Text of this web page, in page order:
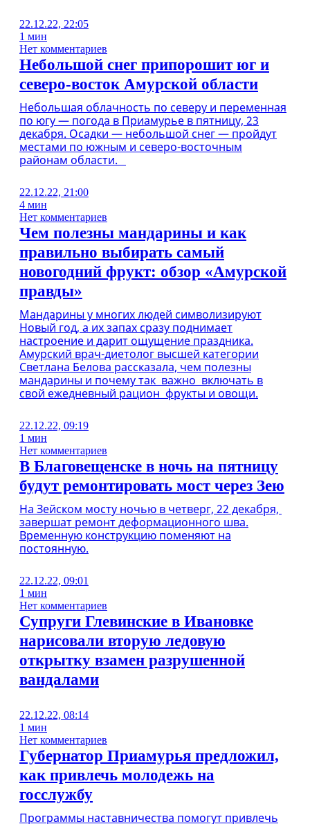
22.12.22, 22:05
1 мин
Нет комментариев
Небольшой снег припорошит юг и
северо-восток Амурской области
Небольшая облачность по северу и переменная
по югу — погода в Приамурье в пятницу, 23
декабря. Осадки — небольшой снег — пройдут
местами по южным и северо-восточным
районам области.
22.12.22, 21:00
4 мин
Нет комментариев
Чем полезны мандарины и как
правильно выбирать самый
новогодний фрукт: обзор «Амурской
правды»
Мандарины у многих людей символизируют
Новый год, а их запах сразу поднимает
настроение и дарит ощущение праздника.
Амурский врач-диетолог высшей категории
Светлана Белова рассказала, чем полезны
мандарины и почему так важно включать в
свой ежедневный рацион фрукты и овощи.
22.12.22, 09:19
1 мин
Нет комментариев
В Благовещенске в ночь на пятницу
будут ремонтировать мост через Зею
На Зейском мосту ночью в четверг, 22 декабря,
завершат ремонт деформационного шва.
Временную конструкцию поменяют на
постоянную.
22.12.22, 09:01
1 мин
Нет комментариев
Супруги Глевинские в Ивановке
нарисовали вторую ледовую
открытку взамен разрушенной
вандалами
22.12.22, 08:14
1 мин
Нет комментариев
Губернатор Приамурья предложил,
как привлечь молодежь на
госслужбу
Программы наставничества помогут привлечь